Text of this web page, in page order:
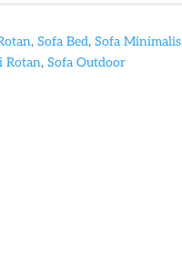
, Sofa Bed, Sofa Minimalis
Rotan, Sofa Outdoor